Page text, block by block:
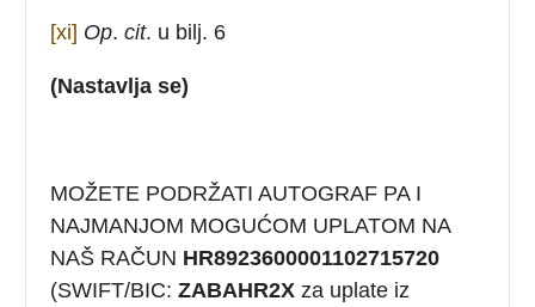
[xi] Op.cit. u bilj. 6
(Nastavlja se)
MOŽETE PODRŽATI AUTOGRAF PA I
NAJMANJOM MOGUĆOM UPLATOM NA
NAŠ RAČUN HR8923600001102715720
(SWIFT/BIC: ZABAHR2X za uplate iz